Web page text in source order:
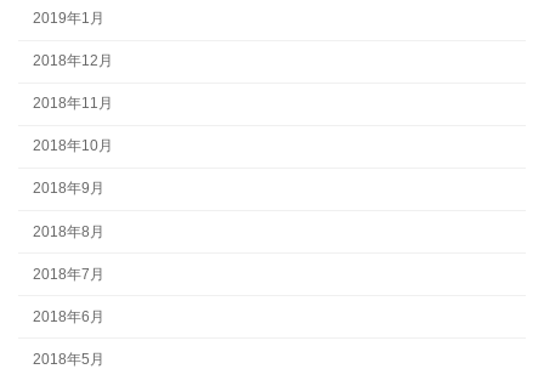
2019年1月
2018年12月
2018年11月
2018年10月
2018年9月
2018年8月
2018年7月
2018年6月
2018年5月